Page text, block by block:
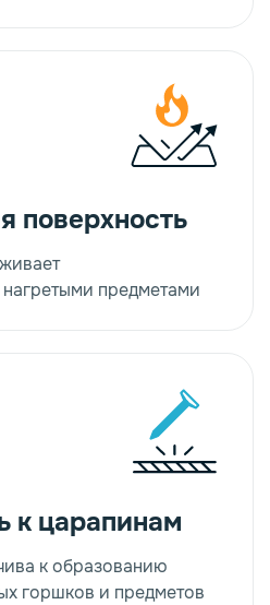
поверхность
предметами
к царапинам
к образованию
горшков и предметов